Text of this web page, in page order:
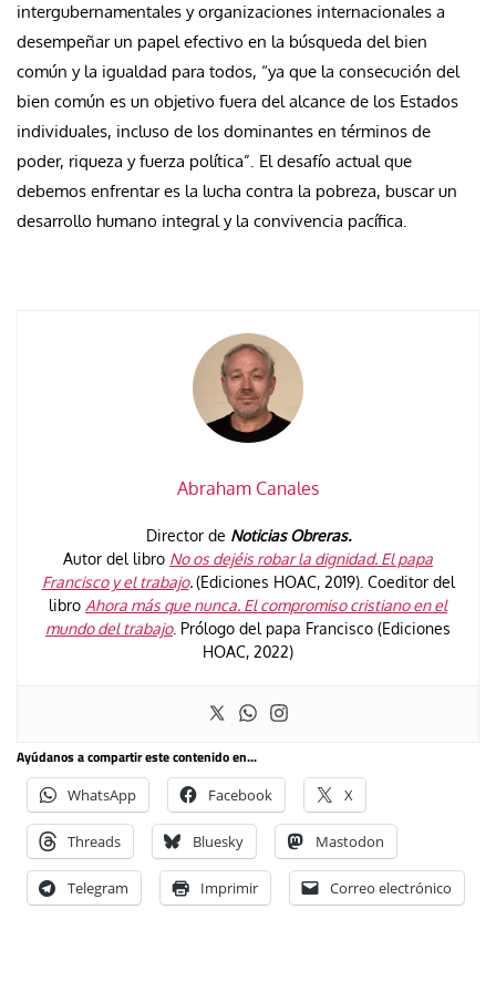
intergubernamentales y organizaciones internacionales a
desempeñar un papel efectivo en la búsqueda del bien
común y la igualdad para todos, “ya que la consecución del
bien común es un objetivo fuera del alcance de los Estados
individuales, incluso de los dominantes en términos de
poder, riqueza y fuerza política”. El desafío actual que
debemos enfrentar es la lucha contra la pobreza, buscar un
desarrollo humano integral y la convivencia pacífica.
Abraham Canales
Director de Noticias Obreras.
Autor del libro No os dejéis robar la dignidad. El papa
Francisco y el trabajo.(Ediciones HOAC, 2019). Coeditor del
libro Ahora más que nunca. El compromiso cristiano en el
mundo del trabajo. Prólogo del papa Francisco (Ediciones
HOAC, 2022)
Ayúdanos a compartir este contenido en...
WhatsApp Facebook X
Threads Bluesky Mastodon
Telegram Imprimir Correo electrónico